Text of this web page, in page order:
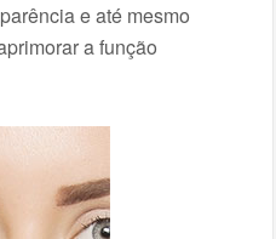
e até mesmo
a função